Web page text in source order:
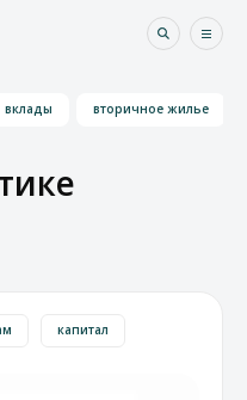
вклады вторичное жилье
капитал